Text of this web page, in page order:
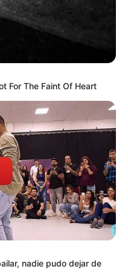
GOOGLE NEWS
HOSPITAL
BOLÍVAR
DADIS
CARTAGENA
bien informado, por
For The Faint Of Heart
nadie pudo dejar de